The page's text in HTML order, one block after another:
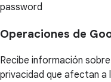
password
Operaciones de
Recibe información
privacidad que afectan a